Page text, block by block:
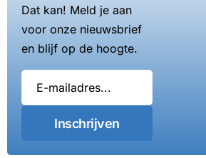
Dat kan! Meld je aan
voor onze nieuwsbrief
en blijf op de hoogte.
Inschrijven